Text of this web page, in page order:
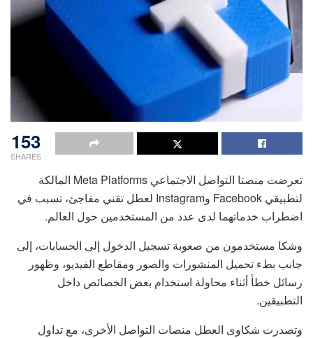
153
SHARES
تعرضت منصتا التواصل الاجتماعي Meta Platforms المالكة
لتطبيقي Facebook وInstagram لعطل تقني مفاجئ، تسبب في
اضطراب خدماتهما لدى عدد من المستخدمين حول العالم.
وشكا مستخدمون من صعوبة تسجيل الدخول إلى الحسابات، إلى
جانب بطء تحميل المنشورات والصور ومقاطع الفيديو، وظهور
رسائل خطأ أثناء محاولة استخدام بعض الخصائص داخل
التطبيقين.
وتصدرت شكاوى العطل منصات التواصل الأخرى، مع تداول